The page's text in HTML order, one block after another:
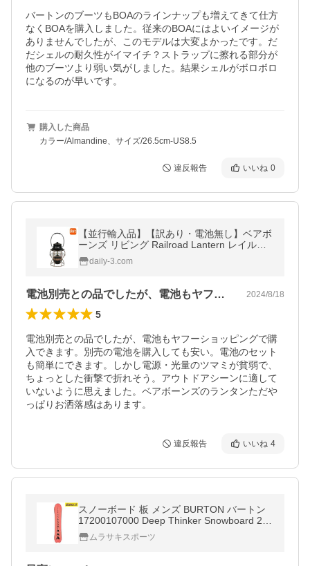
バートンのブーツもBOAのラインナップも増えてきて仕方
なくBOAを購入しました。従来のBOAにはよいイメージが
ありませんでしたが、このモデルは大変よかったです。だ
だシェルの耐久性がイマイチ？ストラップに擦れる部分が
他のブーツより弱い気がしました。結果シェルがボロボロ
になるのが早いです。
購入した商品
カラー/Almandine、サイズ/26.5cm-US8.5
違反報告 いいね 0
【並行輸入品】【訳あり・電池無し】ベアボ
ーンズ リビング Railroad Lantern レイルロ
ード ランタン LED Antique Bronze LIV-280
Barebones Living
daily-3.com
電池別売との品でしたが、電池もヤフーシ… 2024/8/18
5
電池別売との品でしたが、電池もヤフーショッピングで購
入できます。別売の電池を購入しても安い。電池のセット
も簡単にできます。しかし電源・光量のツマミが貧弱で、
ちょっとした衝撃で折れそう。アウトドアシーンに適して
いないように思えました。ベアボーンズのランタンただや
っぱりお洒落感はあります。
違反報告 いいね 4
スノーボード 板 メンズ BURTON バートン
17200107000 Deep Thinker Snowboard 23-
24モデル ムラサキスポーツ KK A26
ムラサキスポーツ